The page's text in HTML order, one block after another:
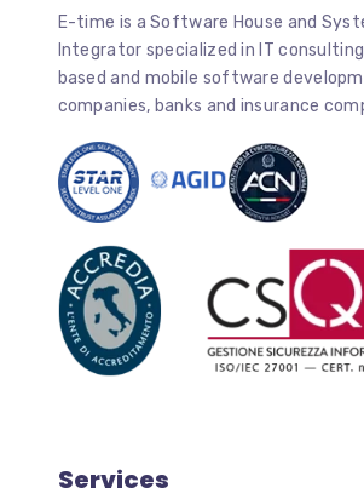
E-time is a Software House and
Integrator specialized in IT
based and mobile software
companies, banks and insurance
Services